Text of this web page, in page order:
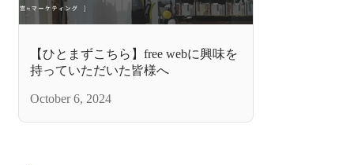
【ひとまずこちら】free webに興味を
持っていただいた皆様へ
October 6, 2024